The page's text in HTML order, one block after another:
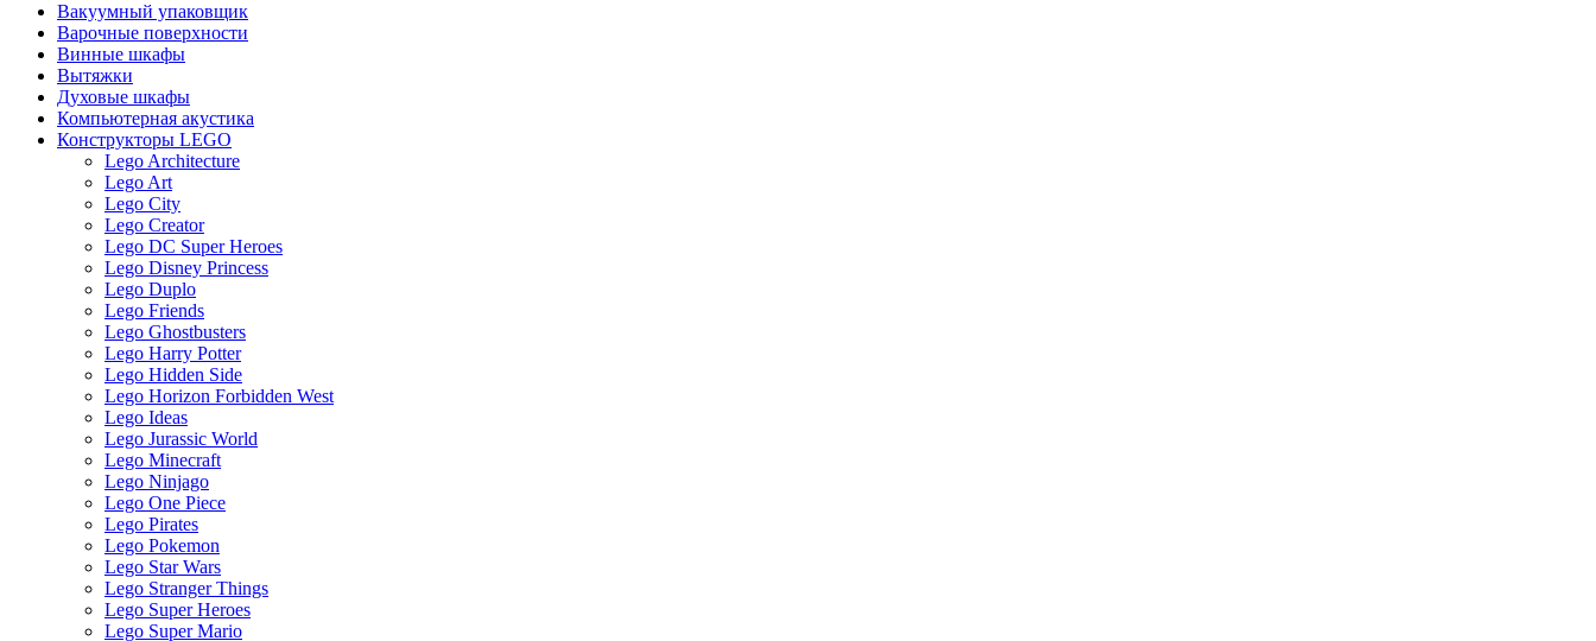
Вакуумный упаковщик
Варочные поверхности
Винные шкафы
Вытяжки
Духовые шкафы
Компьютерная акустика
Конструкторы LEGO
Lego Architecture
Lego Art
Lego City
Lego Creator
Lego DC Super Heroes
Lego Disney Princess
Lego Duplo
Lego Friends
Lego Ghostbusters
Lego Harry Potter
Lego Hidden Side
Lego Horizon Forbidden West
Lego Ideas
Lego Jurassic World
Lego Minecraft
Lego Ninjago
Lego One Piece
Lego Pirates
Lego Pokemon
Lego Star Wars
Lego Stranger Things
Lego Super Heroes
Lego Super Mario